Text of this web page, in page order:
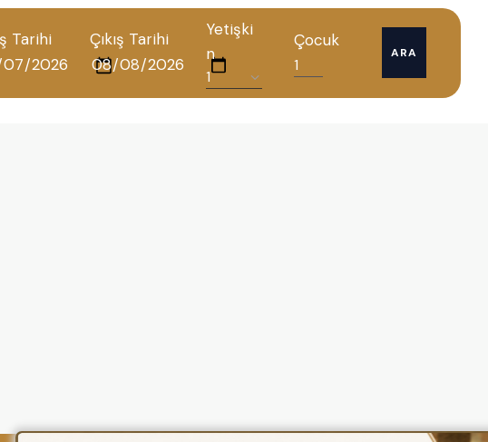
Tarihi Çıkış Tarihi
Yetişki
n
Çocuk
ARA
TÜM OTELLERIMIZ